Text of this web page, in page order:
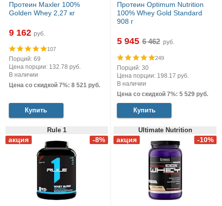
Протеин Maxler 100%
Golden Whey 2,27 кг
9 162 руб.
107
Порций: 69
Цена порции: 132.78 руб.
В наличии
Цена со скидкой 7%: 8 521 руб.
Купить
Протеин Optimum Nutrition
100% Whey Gold Standard
908 г
5 945 руб.
249
Порций: 30
Цена порции: 198.17 руб.
В наличии
Цена со скидкой 7%: 5 529 руб.
Купить
Rule 1 Ultimate Nutrition